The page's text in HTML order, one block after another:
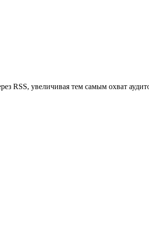
RSS, увеличивая тем самым охват